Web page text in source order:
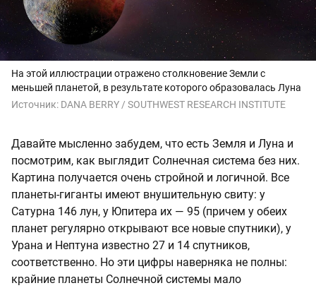
На этой иллюстрации отражено столкновение Земли с
меньшей планетой, в результате которого образовалась Луна
Источник: DANA BERRY / SOUTHWEST RESEARCH INSTITUTE
Давайте мысленно забудем, что есть Земля и Луна и
посмотрим, как выглядит Солнечная система без них.
Картина получается очень стройной и логичной. Все
планеты-гиганты имеют внушительную свиту: у
Сатурна 146 лун, у Юпитера их — 95 (причем у обеих
планет регулярно открывают все новые спутники), у
Урана и Нептуна известно 27 и 14 спутников,
соответственно. Но эти цифры наверняка не полны:
крайние планеты Солнечной системы мало